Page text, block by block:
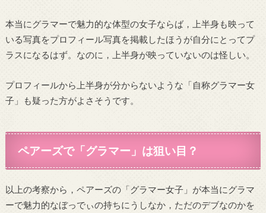
本当にグラマーで魅力的な体型の女子ならば，上半身も映って
いる写真をプロフィール写真を掲載したほうが自分にとってプ
ラスになるはず。なのに，上半身が映っていないのは怪しい。
プロフィールから上半身が分からないような「自称グラマー女
子」も疑った方がよさそうです。
ペアーズで「グラマー」は狙い目？
以上の考察から，ペアーズの「グラマー女子」が本当にグラマ
ーで魅力的なぼっでぃの持ちにうしなか，ただのデブなのかを